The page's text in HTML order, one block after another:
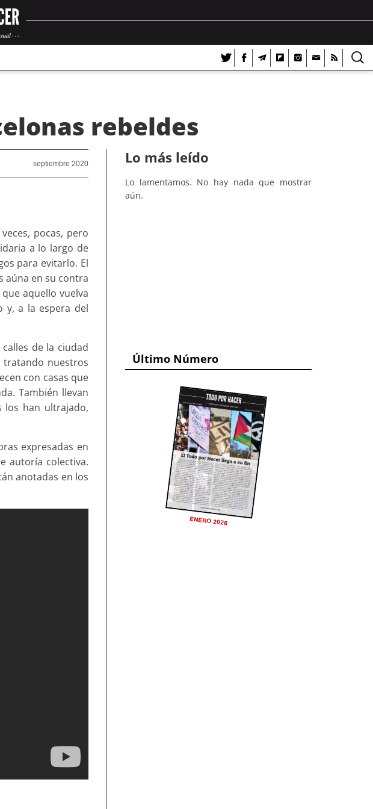
rebeldes
septiembre 2020
pocas, pero
a lo largo de
para evitarlo. El
aúna en su contra
aquello vuelva
y, a la espera del
de la ciudad
tratando nuestros
con casas que
También llevan
los han ultrajado,
expresadas en
autoría colectiva.
anotadas en los
Lo más leído
Lo lamentamos. No hay nada que mostrar
aún.
Último Número
ENERO 2026